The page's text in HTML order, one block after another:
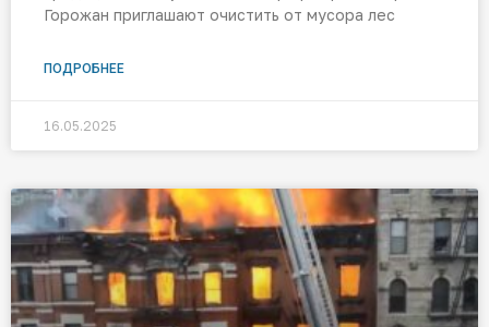
Горожан приглашают очистить от мусора лес
ПОДРОБНЕЕ
16.05.2025